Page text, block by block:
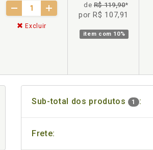
Excluir
deR$ 119,90*
por R$ 107,91
item com 10%
Sub-total dos produtos 1 :
Frete: